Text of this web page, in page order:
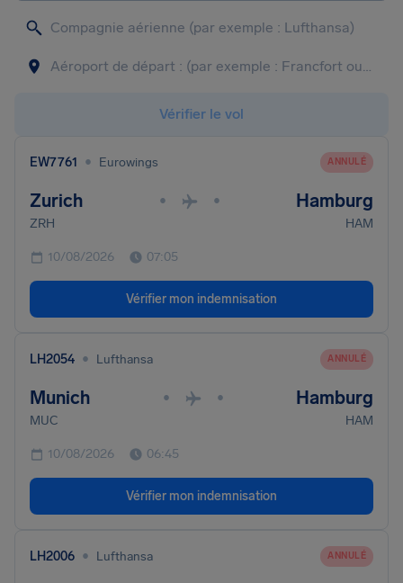
Vérifier le vol
EW7761 • Eurowings ANNULÉ
Zurich • • Hamburg
ZRH HAM
10/08/2026 07:05
Vérifier mon indemnisation
LH2054 • Lufthansa ANNULÉ
Munich • • Hamburg
MUC HAM
10/08/2026 06:45
Vérifier mon indemnisation
LH2006 • Lufthansa ANNULÉ